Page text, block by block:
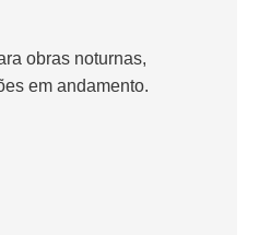
obras noturnas,
em andamento.